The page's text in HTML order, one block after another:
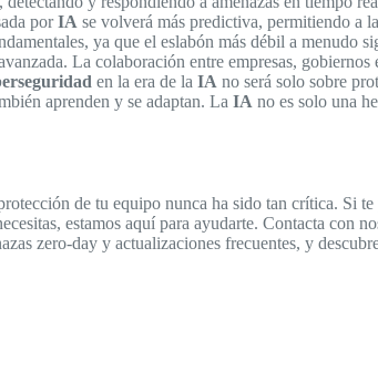
porIA se volverá más predictiva, permitiendo a
ya que el eslabón más débil a menudo
La colaboración entre empresas,
en la era de la IA no será solo sobre
aprenden y se adaptan. La IA no es solo una
de tu equipo nunca ha sido tan crítica. Si
estamos aquí para ayudarte. Contacta con
zero-day y actualizaciones frecuentes, y